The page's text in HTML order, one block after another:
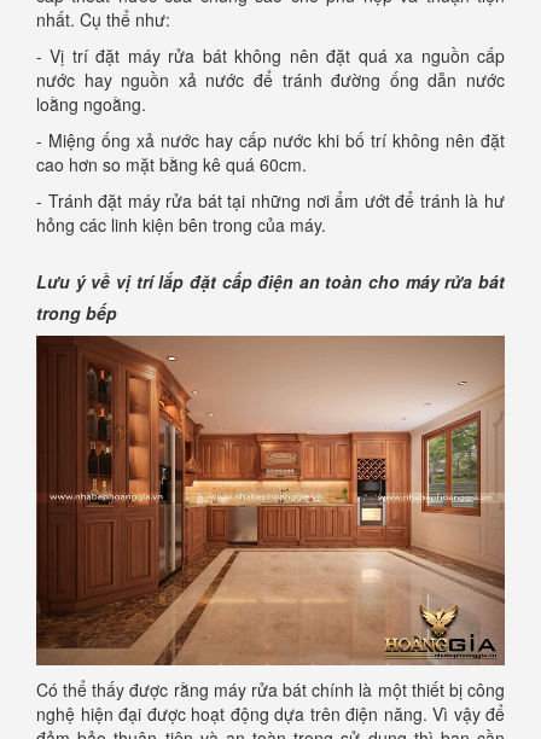
nhất. Cụ thể như:
- Vị trí đặt máy rửa bát không nên đặt quá xa nguồn cấp
nước hay nguồn xả nước để tránh đường ống dẫn nước
loằng ngoằng.
- Miệng ống xả nước hay cấp nước khi bố trí không nên đặt
cao hơn so mặt bằng kê quá 60cm.
- Tránh đặt máy rửa bát tại những nơi ẩm ướt để tránh là hư
hỏng các linh kiện bên trong của máy.
Lưu ý về vị trí lắp đặt cấp điện an toàn cho máy rửa bát
trong bếp
Có thể thấy được rằng máy rửa bát chính là một thiết bị công
nghệ hiện đại được hoạt động dựa trên điện năng. Vì vậy để